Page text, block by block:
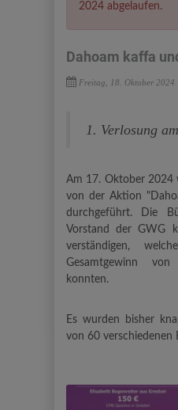
2024 abgelaufen.
Dahoam kaffa
Freitag, 18. Oktober 2024
1. Verlosung
Am 17. Oktober 2024
von der Aktion
durchgeführt. Die
Vorstand der GWG
verständigen,
Gesamtgewinn
konnten.
Es wurden bisher
von 60 verschiedenen